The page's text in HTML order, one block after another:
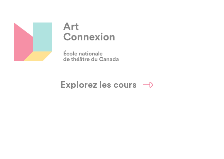
Explorez les cours